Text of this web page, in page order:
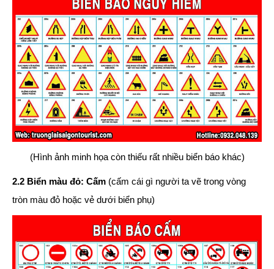
(Hình ảnh minh họa còn thiếu rất nhiều biển báo khác)
2.2 Biển màu đỏ: Cấm (cấm cái gì người ta vẽ trong vòng
tròn màu đỏ hoặc vẻ dưới biển phụ)